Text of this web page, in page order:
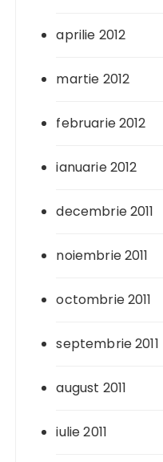
aprilie 2012
martie 2012
februarie 2012
ianuarie 2012
decembrie 2011
noiembrie 2011
octombrie 2011
septembrie 2011
august 2011
iulie 2011